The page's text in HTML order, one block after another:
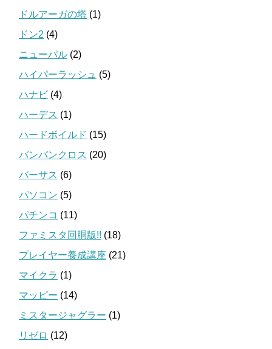
ドルアーガの塔 (1)
ドン2 (4)
ニューパル (2)
ハイパーラッシュ (5)
ハナビ (4)
ハーデス (1)
ハードボイルド (15)
バンバンクロス (20)
バーサス (6)
パソコン (5)
パチンコ (11)
ファミスタ回胴版!! (18)
プレイヤー養成講座 (21)
マイクラ (1)
マッピー (14)
ミスタージャグラー (1)
リゼロ (12)